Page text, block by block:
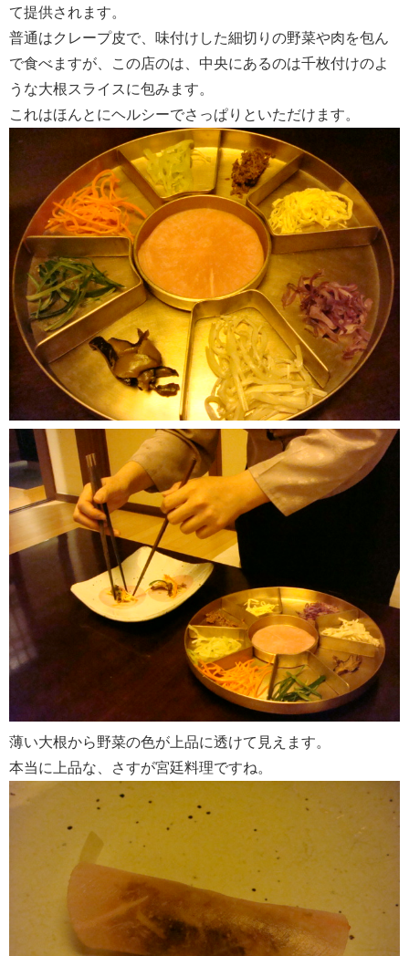
て提供されます。
普通はクレープ皮で、味付けした細切りの野菜や肉を包ん
で食べますが、この店のは、中央にあるのは千枚付けのよ
うな大根スライスに包みます。
これはほんとにヘルシーでさっぱりといただけます。
薄い大根から野菜の色が上品に透けて見えます。
本当に上品な、さすが宮廷料理ですね。